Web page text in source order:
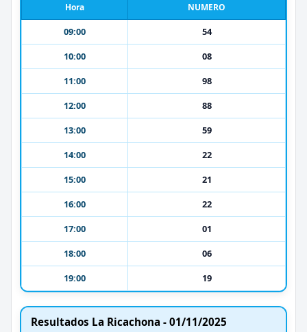
Hora NUMERO
09:00
54
10:00
08
11:00
98
12:00
88
13:00
59
14:00
22
15:00
21
16:00
22
17:00
01
18:00
06
19:00
19
Resultados La Ricachona - 01/11/2025